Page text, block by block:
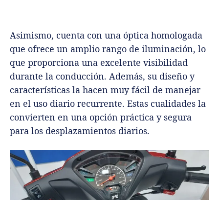
Asimismo, cuenta con una óptica homologada
que ofrece un amplio rango de iluminación, lo
que proporciona una excelente visibilidad
durante la conducción. Además, su diseño y
características la hacen muy fácil de manejar
en el uso diario recurrente. Estas cualidades la
convierten en una opción práctica y segura
para los desplazamientos diarios.